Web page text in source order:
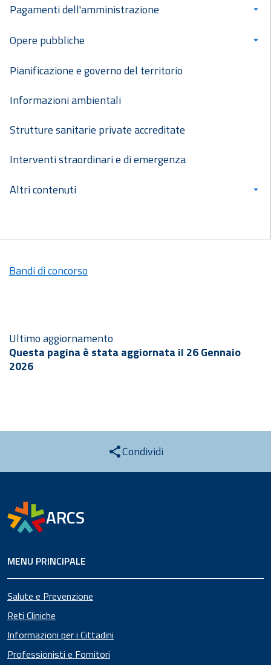
Pagamenti dell'amministrazione
Opere pubbliche
Pianificazione e governo del territorio
Informazioni ambientali
Strutture sanitarie private accreditate
Interventi straordinari e di emergenza
Altri contenuti
Bandi di concorso
Ultimo aggiornamento
Questa pagina è stata aggiornata il 26 Gennaio
2026
Condividi
ARCS
MENU PRINCIPALE
Salute e Prevenzione
Reti Cliniche
Informazioni per i Cittadini
Professionisti e Fornitori